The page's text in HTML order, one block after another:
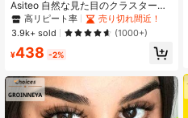
Asiteo 自然な見た目のクラスター付
け睫毛10ペア、短い茎の透明な睫毛
でキャラクター風メイクが楽しめ
る、カートゥーンスタイルのアイメ
イクやストリップ付け睫毛に適して
います
高リピート率
売り切れ間近！
3.9k+ sold
(1000+)
¥438 -2%